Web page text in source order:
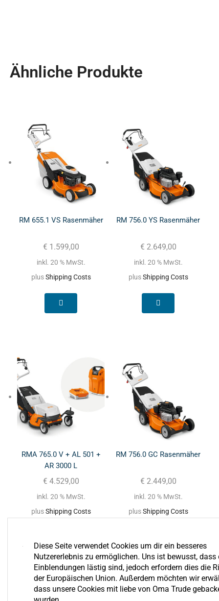
Ähnliche Produkte
RM 655.1 VS Rasenmäher
€ 1.599,00
inkl. 20 % MwSt.
plusShipping Costs
RM 756.0 YS Rasenmäher
€ 2.649,00
inkl. 20 % MwSt.
plusShipping Costs
RMA 765.0 V + AL 501 +
AR 3000 L
€ 4.529,00
inkl. 20 % MwSt.
plusShipping Costs
RM 756.0 GC Rasenmäher
€ 2.449,00
inkl. 20 % MwSt.
plusShipping Costs
Diese Seite verwendet Cookies um dir ein besseres
Nutzererlebnis zu ermöglichen. Uns ist bewusst, dass
Einblendungen lästig sind, jedoch erfordern dies die
der Europäischen Union. Außerdem möchten wir
dass unsere Cookies mit liebe von Oma Trude